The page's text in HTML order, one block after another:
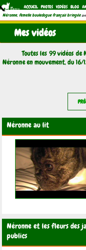
ACCUEIL PHOTOS VIDÉOS BLOG
Néronne, femelle bouledogue français bringée (21/
Mes vidéos
Toutes les 99 vidéos
Néronne en mouvement, du
Néronne au lit
Néronne et les fleurs des
publics